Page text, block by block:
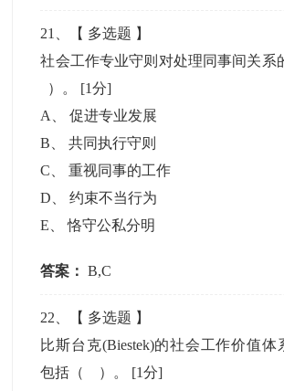
21 、【 多选题 】
社会工作专业守则对处理同事间关系
）。 [1分]
A
、促进专业发展
B 、共同执行守则
C 、重视同事的工作
D 、约束不当行为
E 、恪守公私分明
答案： B,C
22 、【 多选题 】
比斯台克(Biestek)的社会工作价值体
包括（ ）。 [1分]